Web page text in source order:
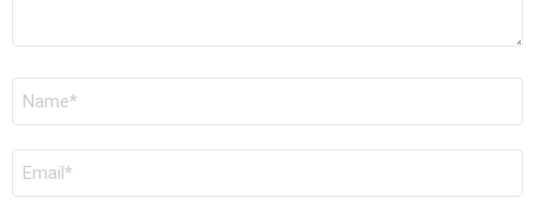
mail
*